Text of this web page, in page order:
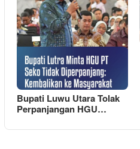
Bupati Luwu Utara Tolak
Perpanjangan HGU…